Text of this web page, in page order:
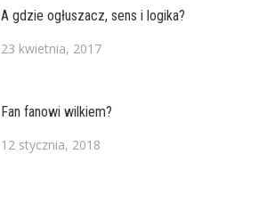
A gdzie ogłuszacz, sens i logika?
23 kwietnia, 2017
Fan fanowi wilkiem?
12 stycznia, 2018